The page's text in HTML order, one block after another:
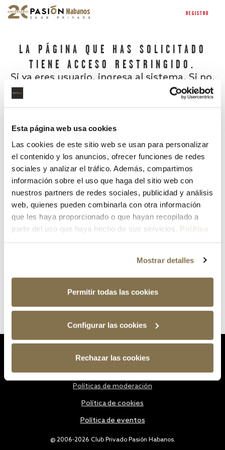
Esta página web usa cookies
Las cookies de este sitio web se usan para personalizar
el contenido y los anuncios, ofrecer funciones de redes
sociales y analizar el tráfico. Además, compartimos
información sobre el uso que haga del sitio web con
nuestros partners de redes sociales, publicidad y análisis
web, quienes pueden combinarla con otra información
que les haya proporcionado o que hayan recopilado a
partir del uso que haya hecho de sus servicios. Política
Mostrar detalles
Permitir todas las cookies
Configurar las cookies
Rechazar las cookies
REGISTRO
LA PÁGINA QUE HAS SOLICITADO
TIENE ACCESO RESTRINGIDO.
Si ya eres usuario, ingresa al sistema. Si no,
¿Has olvidado tu contraseña?
@ 2006-2026 Club Privado Pasión Habanos.
Políticas de moderación
Política de cookies
Política de eventos